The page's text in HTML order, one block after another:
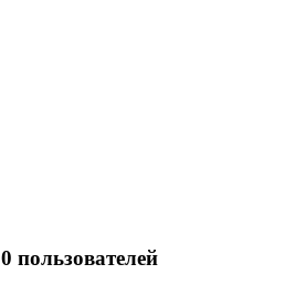
0 пользователей